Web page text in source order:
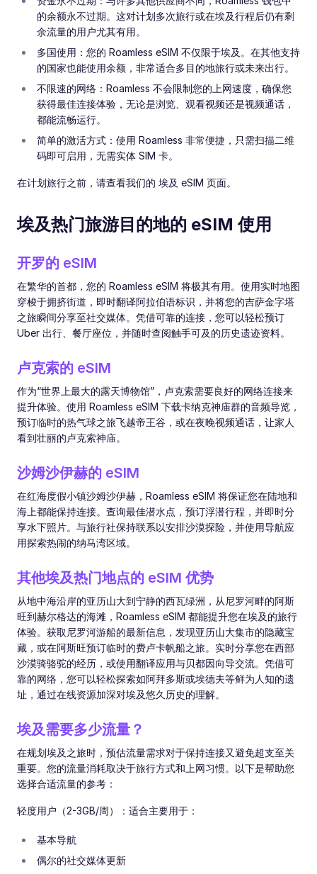
的余额永不过期。这对计划多次旅行或在埃及行程后仍有剩
余流量的用户尤其有用。
多国使用：您的 Roamless eSIM 不仅限于埃及。在其他支持
的国家也能使用余额，非常适合多目的地旅行或未来出行。
不限速的网络：Roamless 不会限制您的上网速度，确保您
获得最佳连接体验，无论是浏览、观看视频还是视频通话，
都能流畅运行。
简单的激活方式：使用 Roamless 非常便捷，只需扫描二维
码即可启用，无需实体 SIM 卡。
在计划旅行之前，请查看我们的 埃及 eSIM 页面。
埃及热门旅游目的地的 eSIM 使用
开罗的 eSIM
在繁华的首都，您的 Roamless eSIM 将极其有用。使用实时地图
穿梭于拥挤街道，即时翻译阿拉伯语标识，并将您的吉萨金字塔
之旅瞬间分享至社交媒体。凭借可靠的连接，您可以轻松预订
Uber 出行、餐厅座位，并随时查阅触手可及的历史遗迹资料。
卢克索的 eSIM
作为“世界上最大的露天博物馆”，卢克索需要良好的网络连接来
提升体验。使用 Roamless eSIM 下载卡纳克神庙群的音频导览，
预订临时的热气球之旅飞越帝王谷，或在夜晚视频通话，让家人
看到壮丽的卢克索神庙。
沙姆沙伊赫的 eSIM
在红海度假小镇沙姆沙伊赫，Roamless eSIM 将保证您在陆地和
海上都能保持连接。查询最佳潜水点，预订浮潜行程，并即时分
享水下照片。与旅行社保持联系以安排沙漠探险，并使用导航应
用探索热闹的纳马湾区域。
其他埃及热门地点的 eSIM 优势
从地中海沿岸的亚历山大到宁静的西瓦绿洲，从尼罗河畔的阿斯
旺到赫尔格达的海滩，Roamless eSIM 都能提升您在埃及的旅行
体验。获取尼罗河游船的最新信息，发现亚历山大集市的隐藏宝
藏，或在阿斯旺预订临时的费卢卡帆船之旅。实时分享您在西部
沙漠骑骆驼的经历，或使用翻译应用与贝都因向导交流。凭借可
靠的网络，您可以轻松探索如阿拜多斯或埃德夫等鲜为人知的遗
址，通过在线资源加深对埃及悠久历史的理解。
埃及需要多少流量？
在规划埃及之旅时，预估流量需求对于保持连接又避免超支至关
重要。您的流量消耗取决于旅行方式和上网习惯。以下是帮助您
选择合适流量的参考：
轻度用户（2-3GB/周）：适合主要用于：
基本导航
偶尔的社交媒体更新